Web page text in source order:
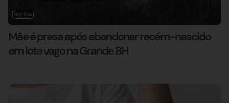
NOTÍCIA
Mãe é presa após abandonar recém-nascido
em lote vago na Grande BH